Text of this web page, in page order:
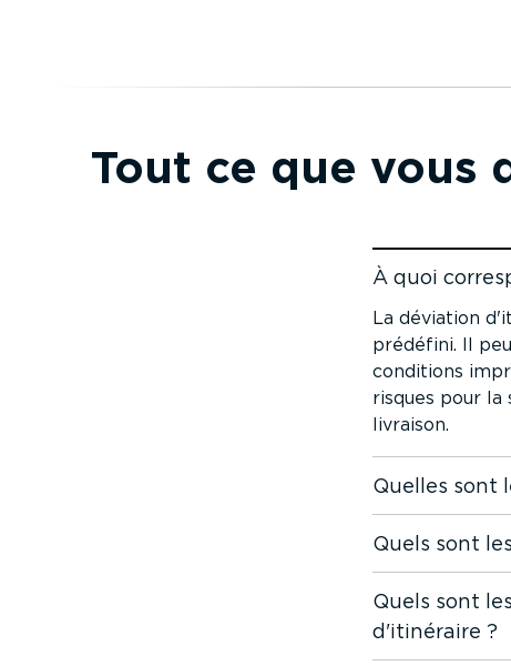
Tout ce que vous
À quoi
Accéder au
La déviation
prédéfini. Il
conditions
risques pour
livraison.
Quelles sont
Quels sont
Quels sont
d'itinéraire ?